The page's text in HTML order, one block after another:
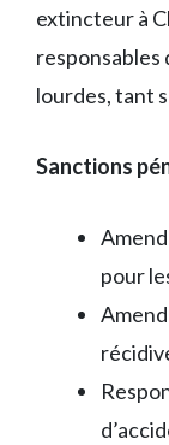
extincteur à
responsables
lourdes, tant
Sanctions
pour